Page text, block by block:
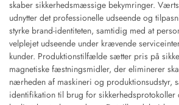
skaber sikkerhedsmæssige bekymringer.
udnytter det professionelle udseende og
styrke brand-identiteten, samtidig med at
velplejet udseende under krævende
kunder. Produktionstilfælde sætter pris på
magnetiske fæstningsmidler, der eliminerer
nærheden af maskineri og produktionsudstyr,
identifikation til brug for sikkerhedsprotokoller